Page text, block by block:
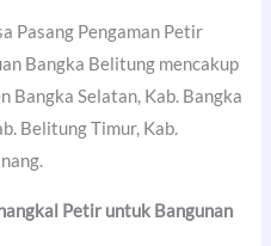
Pasang Pengaman Petir
Bangka Belitung mencakup
Bangka Selatan, Kab. Bangka
Belitung Timur, Kab.
Petir untuk Bangunan